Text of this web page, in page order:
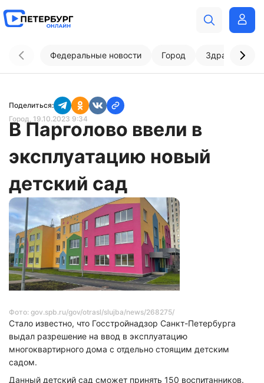
Федеральные новости Город
Поделиться:
Город, 19.10.2023 9:34
В Парголово ввели в
эксплуатацию новый
детский сад
Фото: gov.spb.ru/gov/otrasl/slujba/news/268275/
Стало известно, что Госстройнадзор Санкт-Петербурга
выдал разрешение на ввод в эксплуатацию
многоквартирного дома с отдельно стоящим детским
садом.
Данный детский сад сможет принять 150 воспитанников.